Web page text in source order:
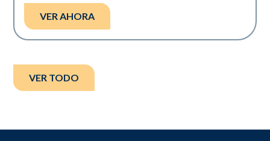
VER AHORA
VER TODO